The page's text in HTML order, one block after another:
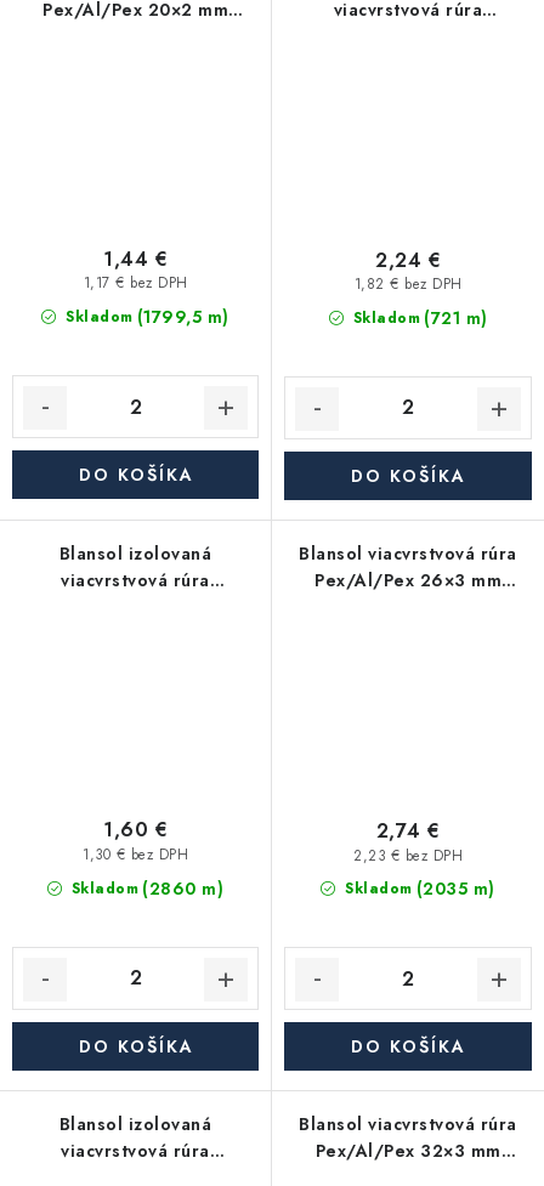
Pex/Al/Pex 20×2 mm
Skladom (1799,5 m)
1,17 € bez DPH
1,44 €
DO KOŠÍKA
viacvrstvová rúra
Skladom (721 m)
1,82 € bez DPH
2,24 €
DO KOŠÍKA
Blansol izolovaná
viacvrstvová rúra
Skladom (2860 m)
1,30 € bez DPH
1,60 €
DO KOŠÍKA
Blansol viacvrstvová rúra
Pex/Al/Pex 26×3 mm
Skladom (2035 m)
2,23 € bez DPH
2,74 €
DO KOŠÍKA
Blansol izolovaná
viacvrstvová rúra
Blansol viacvrstvová rúra
Pex/Al/Pex 32×3 mm